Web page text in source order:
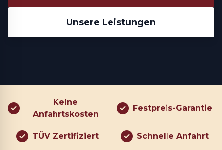
Unsere Leistungen
Keine
Anfahrtskosten
Festpreis-Garantie
TÜV Zertifiziert Schnelle Anfahrt